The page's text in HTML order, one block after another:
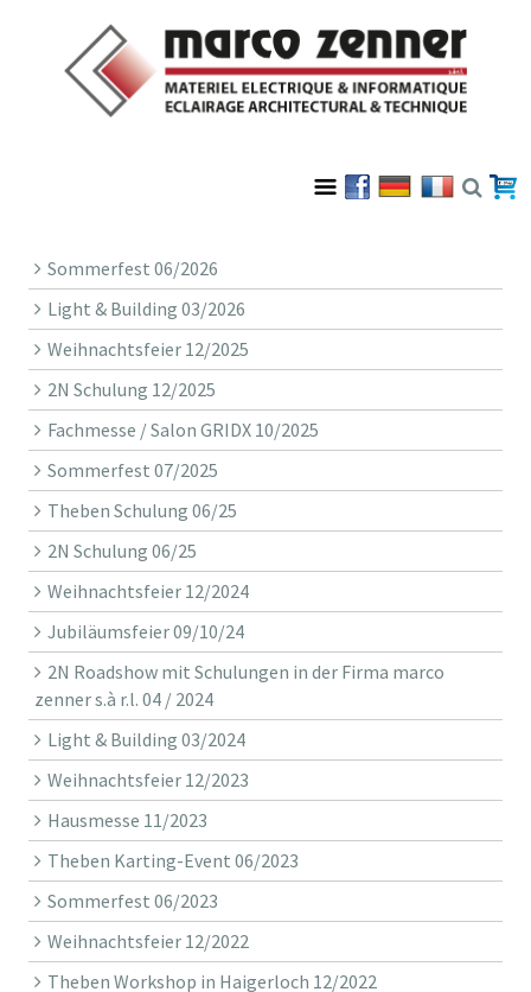
Sommerfest 06/2026
Light & Building 03/2026
Weihnachtsfeier 12/2025
2N Schulung 12/2025
Fachmesse / Salon GRIDX 10/2025
Sommerfest 07/2025
Theben Schulung 06/25
2N Schulung 06/25
Weihnachtsfeier 12/2024
Jubiläumsfeier 09/10/24
2N Roadshow mit Schulungen in der Firma marco
zenner s.à r.l. 04 / 2024
Light & Building 03/2024
Weihnachtsfeier 12/2023
Hausmesse 11/2023
Theben Karting-Event 06/2023
Sommerfest 06/2023
Weihnachtsfeier 12/2022
Theben Workshop in Haigerloch 12/2022